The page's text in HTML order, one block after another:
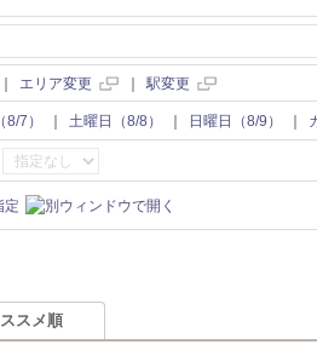
エリア変更 駅変更
7） 土曜日（8/8） 日曜日（8/9）
定
スメ順